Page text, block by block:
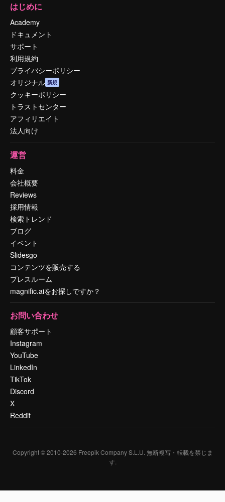
はじめに
Academy
ドキュメント
サポート
利用規約
プライバシーポリシー
オリジナル 新規
クッキーポリシー
トラストセンター
アフィリエイト
法人向け
運営
料金
会社概要
Reviews
採用情報
検索トレンド
ブログ
イベント
Slidesgo
コンテンツを販売する
プレスルーム
magnific.aiをお探しですか？
お問い合わせ
顧客サポート
Instagram
YouTube
LinkedIn
TikTok
Discord
X
Reddit
Copyright © 2010-2026 Freepik Company S.L.U. 無断複写・転載を禁じま
す.